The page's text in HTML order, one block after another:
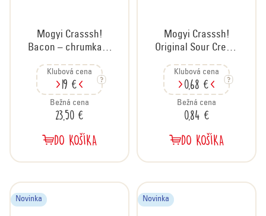
Mogyi Crasssh!
Bacon – chrumkavý
príchuťou, kartón
30x60 g
Klubová cena
19 €
Bežná cena
23,50 €
DO KOŠÍKA
Mogyi Crasssh!
Original Sour Cream
chrumkavé arašidy
s príchuťou kyslej
smotany a cibuľky,
60 g
Klubová cena
0,68 €
Bežná cena
0,84 €
DO KOŠÍKA
Novinka Novinka